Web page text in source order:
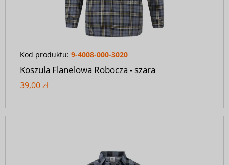
Kod produktu: 9-4008-000-3020
Koszula Flanelowa Robocza - szara
39,00 zł